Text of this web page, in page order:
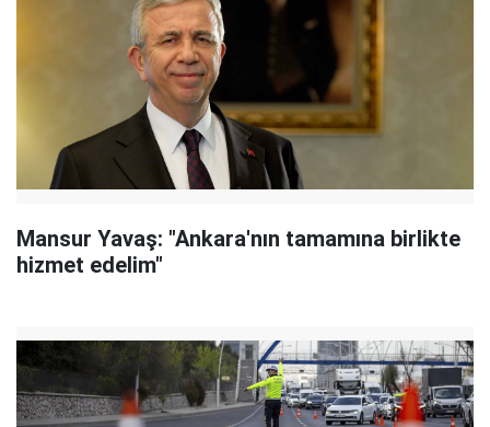
Mansur Yavaş: "Ankara'nın tamamına birlikte
hizmet edelim"